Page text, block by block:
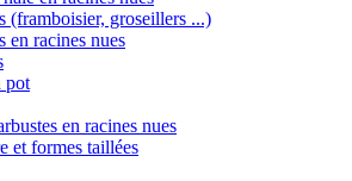
(framboisier, groseillers ...)
en racines nues
pot
en racines nues
et formes taillées